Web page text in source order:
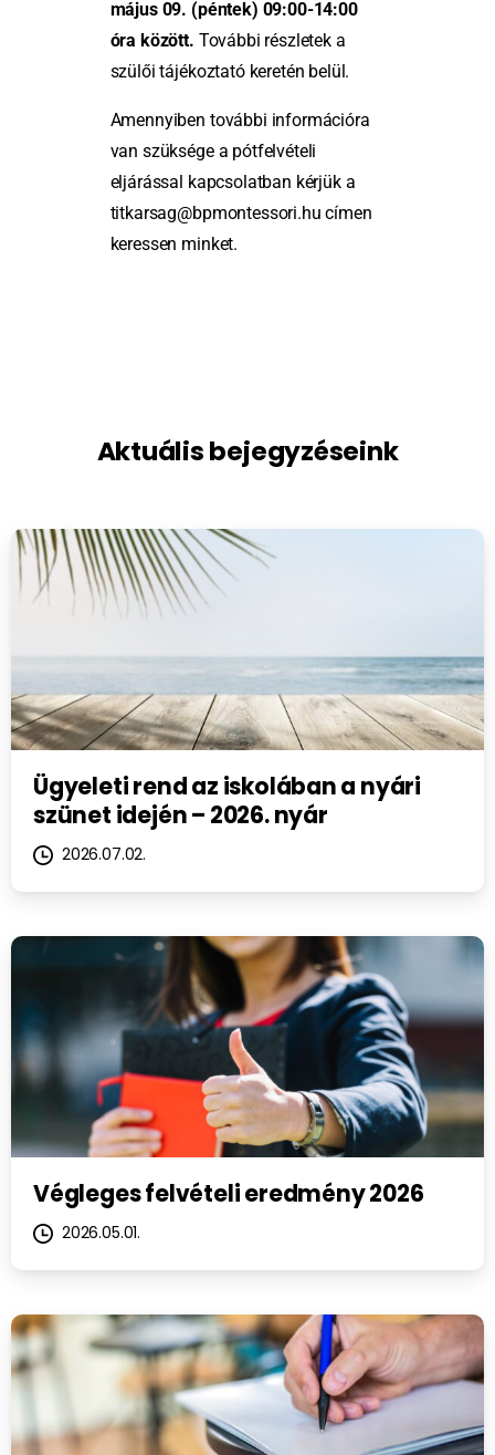
május 09. (péntek) 09:00-14:00
óra között. További részletek a
szülői tájékoztató keretén belül.
Amennyiben további információra
van szüksége a pótfelvételi
eljárással kapcsolatban kérjük a
titkarsag@bpmontessori.hu címen
keressen minket.
Aktuálisbejegyzéseink
Ügyeleti rend az iskolában a nyári
szünet idején – 2026. nyár
2026.07.02.
Végleges felvételi eredmény 2026
2026.05.01.